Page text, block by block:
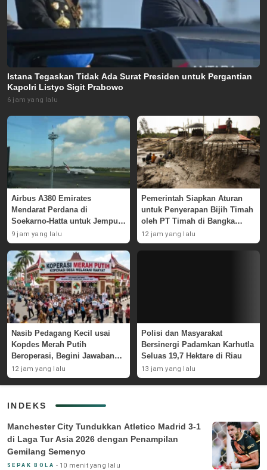
Istana Tegaskan Tidak Ada Surat Presiden untuk Pergantian
Kapolri Listyo Sigit Prabowo
6 jam yang lalu
Airbus A380 Emirates
Mendarat Perdana di
Soekarno-Hatta untuk Jemput
Skuad AC Milan
9 jam yang lalu
Pemerintah Siapkan Aturan
untuk Penyerapan Bijih Timah
oleh PT Timah di Bangka
Belitung
12 jam yang lalu
Nasib Pedagang Kecil usai
Kopdes Merah Putih
Beroperasi, Begini Jawaban
Pemerintah
12 jam yang lalu
Polisi dan Masyarakat
Bersinergi Padamkan Karhutla
Seluas 19,7 Hektare di Riau
13 jam yang lalu
INDEKS
Manchester City Tundukkan Atletico Madrid 3-1
di Laga Tur Asia 2026 dengan Penampilan
Gemilang Semenyo
SEPAK BOLA 10 menit yang lalu